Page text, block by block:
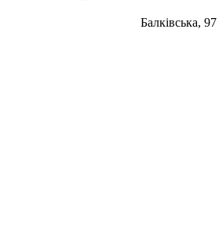
Балківська, 97